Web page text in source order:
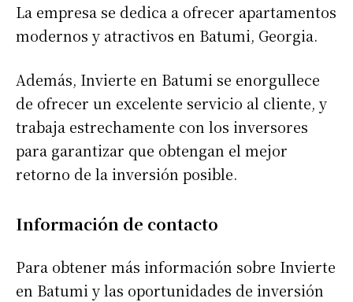
La empresa se dedica a ofrecer apartamentos
modernos y atractivos en Batumi, Georgia.
Además, Invierte en Batumi se enorgullece
de ofrecer un excelente servicio al cliente, y
trabaja estrechamente con los inversores
para garantizar que obtengan el mejor
retorno de la inversión posible.
Información de contacto
Para obtener más información sobre Invierte
en Batumi y las oportunidades de inversión